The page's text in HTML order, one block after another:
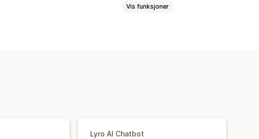
Vis funksjoner
Eskalering
Kundevarsler
Lyro AI Chatbot